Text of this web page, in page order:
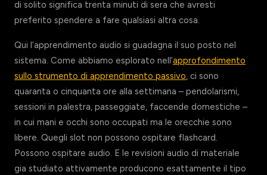
di solito significa trenta minuti di sera che avresti
preferito spendere a fare qualsiasi altra cosa.
Qui l’apprendimento audio si guadagna il suo posto nel
sistema. Come abbiamo esplorato nell’approfondimento
sullo strumento di apprendimento passivo, ci sono
quaranta o cinquanta ore alla settimana – pendolarismi,
sessioni in palestra, passeggiate, faccende domestiche –
in cui mani e occhi sono occupati ma le orecchie sono
libere. Quegli slot non possono ospitare flashcard.
Possono ospitare audio. E le revisioni audio di materiale
gia studiato attivamente producono esattamente il tipo